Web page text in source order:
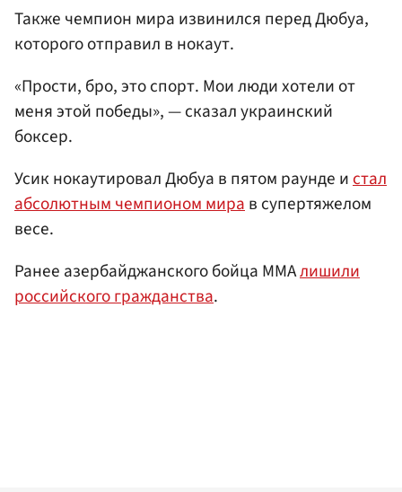
Также чемпион мира извинился перед Дюбуа,
которого отправил в нокаут.
«Прости, бро, это спорт. Мои люди хотели от
меня этой победы», — сказал украинский
боксер.
Усик нокаутировал Дюбуа в пятом раунде истал
абсолютным чемпионом мирав супертяжелом
весе.
Ранее азербайджанского бойца MMAлишили
российского гражданства.